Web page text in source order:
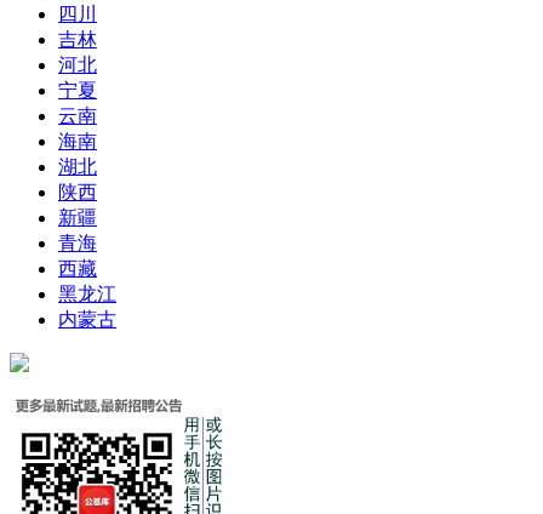
四川
吉林
河北
宁夏
云南
海南
湖北
陕西
新疆
青海
西藏
黑龙江
内蒙古